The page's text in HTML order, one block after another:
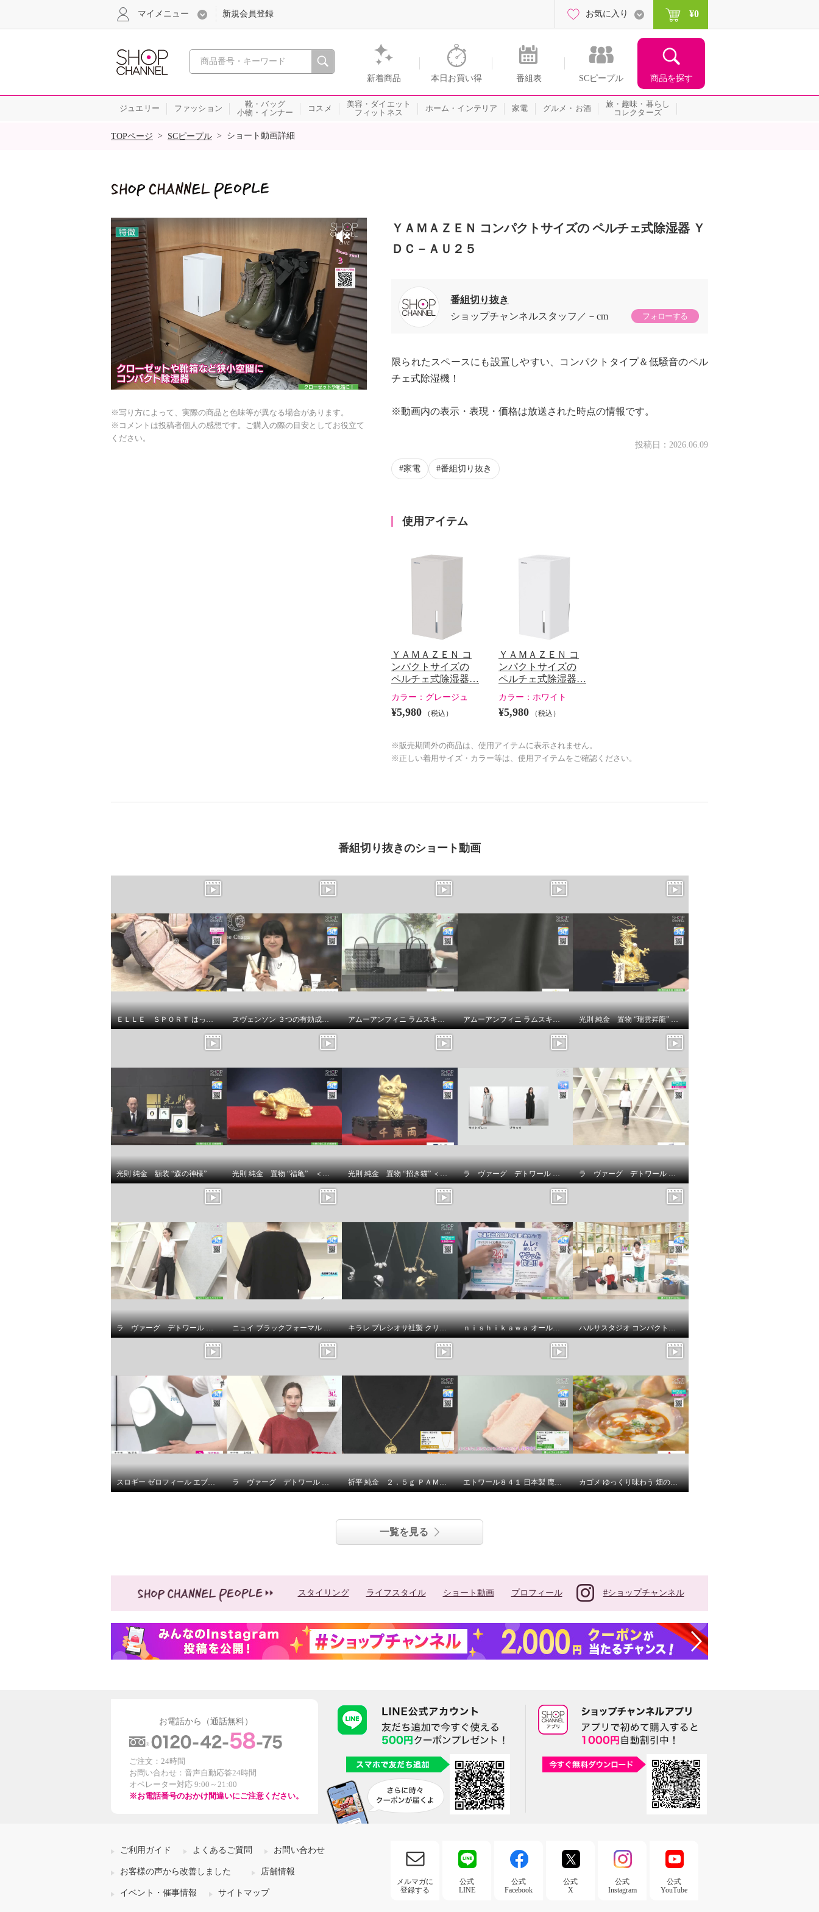
心おどる、瞬間を。通販・テレビショッピングのショップチャンネル
新着商品 本日お買い得 番組表 SCピープル 商品を探す
マイメニュー 新規会員登録 お気に入り ¥0
ジュエリー ファッション
靴・バッグ
小物・インナー
コスメ
美容・ダイエット
フィットネス
ホーム・インテリア 家電 グルメ・お酒
旅・趣味・暮らし
コレクターズ
SALE
TOPページ > SCピープル > ショート動画詳細
ＹＡＭＡＺＥＮ コンパクトサ
イズの ペルチェ式除湿器 ＹＤ
Ｃ−ＡＵ２５
ＹＡＭＡＺＥＮ コンパクトサ
イズの ペルチェ式除湿器 ＹＤ
Ｃ−ＡＵ２５
※写り方によって、実際の商品と色味等が異なる場合があります。
※コメントは投稿者個人の感想です。ご購入の際の目安としてお役立て
ください。
ＹＡＭＡＺＥＮ コンパクトサイズの ペルチェ式除湿器 Ｙ
ＤＣ－ＡＵ２５
番組切り抜き
ショップチャンネルスタッフ
－cm フォローする
限られたスペースにも設置しやすい、コンパクトタイプ＆低騒音のペル
チェ式除湿機！
※動画内の表示・表現・価格は放送された時点の情報です。
投稿日： 2026.06.09
家電 番組切り抜き
使用アイテム
ＹＡＭＡＺＥＮ コ
ンパクトサイズの
ペルチェ式除湿器…
カラー： グレージュ
¥5,980 （税込）
ＹＡＭＡＺＥＮ コ
ンパクトサイズの
ペルチェ式除湿器…
カラー： ホワイト
¥5,980 （税込）
※販売期間外の商品は、使用アイテムに表示されません。
※正しい着用サイズ・カラー等は、使用アイテムをご確認ください。
番組切り抜きのショート動画
ＥＬＬＥ ＳＰＯＲＴ はっ水 取り外してリュックになる キューブ柄 キャリーカート スヴェンソン ３つの有効成分配合 育毛、薄毛、脱毛の予防！ ザ・チャーガ薬用育毛剤 ２本スペシャルセット アムーアンフィニ ラムスキンメッシュ ２ウェイトートバッグ アムーアンフィニ ラムスキンキルティング ボディバッグ 光則 純金 置物 “瑞雲昇龍” ＜５５ｇ＞
光則 純金 額装 “森の神様” 光則 純金 置物 “福亀” ＜３ｇ＞ 光則 純金 置物 “招き猫” ＜５ｇ＞ ラ ヴァーグ デトワール 襟開きの変化が 雰囲気を変える リラックス裏毛ワンピース ラ ヴァーグ デトワール 袖口ターンバック ソフトコットン混天竺 メッセージプリント リラックスＴシャツ
ラ ヴァーグ デトワール はくだけで今どき風 楽なウエストゴムで センターラインありの ２タックバレルパンツ ニュイ ブラックフォーマル 洗濯機で洗える！ シフォンブラウス キラレ プレシオサ社製 クリスタルガラス トリプルロンデル ミラープレスペンダント＆ 片側用ツイストイヤーカフ キラキラ欲張りセット ｎｉｓｈｉｋａｗａ オールコットン 抗菌 リバーシブル やわらか水洗い敷きパッド ＜シングル＞ ハルサスタジオ コンパクトに収納できる 折りたためる ランドリーバスケット ２個セット
スロギー ゼロフィール エブリデイ ハーフトップブラ ３枚セット ラ ヴァーグ デトワール さりげなく決まる デイリーにもお出かけにも カットジャガード 上品プルオーバー 祈平 純金 ２．５ｇ ＰＡＭＰ社製 バラの妖精 リバーシブルコイン ペンダントトップ エトワール８４１ 日本製 鹿の子調丸編み ベーシックショーツ ５枚セット ＜Ｍ・Ｌ＞ カゴメ ゆっくり味わう 畑のごほうび １３のおいしさが いっぱい詰まった 具だくさんスープ
一覧を見る
スタイリング ライフスタイル ショート動画 プロフィール #ショップチャンネル
お電話から（通話無料）
ご注文：24時間
お問い合わせ：音声自動応答24時間
オペレーター対応 9:00～21:00
※お電話番号のおかけ間違いにご注意ください。
ご利用ガイド よくあるご質問 お問い合わせ
お客様の声から改善しました 店舗情報
イベント・催事情報 サイトマップ
メルマガに
登録する
公式
LINE
公式
Facebook
公式
X
公式
Instagram
公式
YouTube